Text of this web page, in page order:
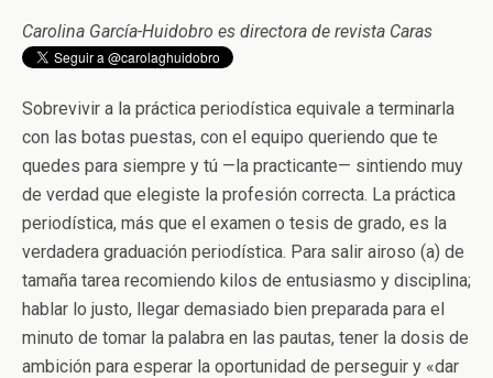
Carolina García-Huidobro es directora de revista Caras
Sobrevivir a la práctica periodística equivale a terminarla
con las botas puestas, con el equipo queriendo que te
quedes para siempre y tú —la practicante— sintiendo muy
de verdad que elegiste la profesión correcta. La práctica
periodística, más que el examen o tesis de grado, es la
verdadera graduación periodística. Para salir airoso (a) de
tamaña tarea recomiendo kilos de entusiasmo y disciplina;
hablar lo justo, llegar demasiado bien preparada para el
minuto de tomar la palabra en las pautas, tener la dosis de
ambición para esperar la oportunidad de perseguir y «dar